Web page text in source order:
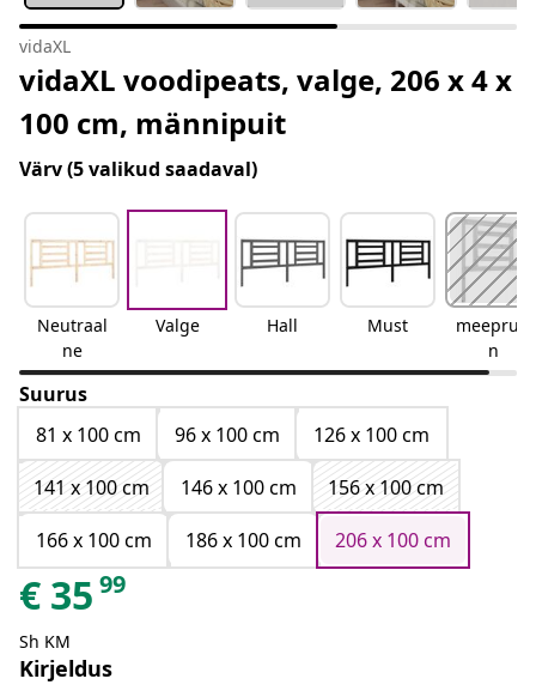
vidaXL
vidaXL voodipeats, valge, 206 x 4 x
100 cm, männipuit
Värv(5 valikud saadaval)
Neutraal
ne
Valge Hall Must
meepruu
n
Suurus
81 x 100 cm
96 x 100 cm
126 x 100 cm
141 x 100 cm
146 x 100 cm
156 x 100 cm
166 x 100 cm
186 x 100 cm 206 x 100 cm
€ 35 99
Sh KM
Kirjeldus